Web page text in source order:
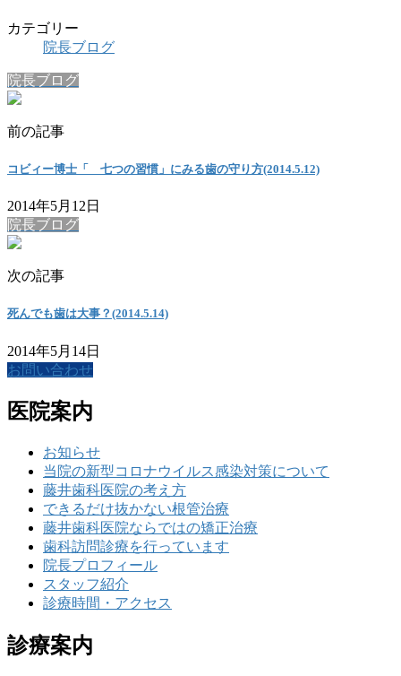
カテゴリー
院長ブログ
院長ブログ
前の記事
コビィー博士「 七つの習慣」にみる歯の守り方(2014.5.12)
2014年5月12日
院長ブログ
次の記事
死んでも歯は大事？(2014.5.14)
2014年5月14日
お問い合わせ
医院案内
お知らせ
当院の新型コロナウイルス感染対策について
藤井歯科医院の考え方
できるだけ抜かない根管治療
藤井歯科医院ならではの矯正治療
歯科訪問診療を行っています
院長プロフィール
スタッフ紹介
診療時間・アクセス
診療案内